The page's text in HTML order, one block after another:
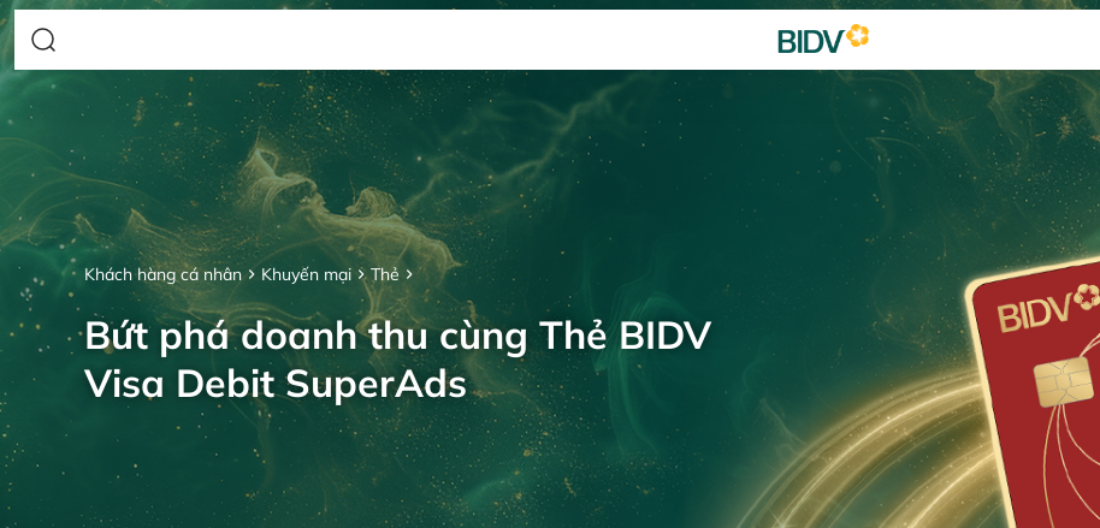
Khách hàng cá nhân Khuyến mại Thẻ
Bứt phá doanh thu cùng Thẻ BIDV
Visa Debit SuperAds